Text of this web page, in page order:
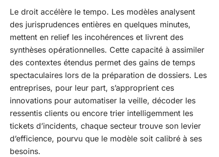
Le droit accélère le tempo. Les modèles analysent
des jurisprudences entières en quelques minutes,
mettent en relief les incohérences et livrent des
synthèses opérationnelles. Cette capacité à assimiler
des contextes étendus permet des gains de temps
spectaculaires lors de la préparation de dossiers. Les
entreprises, pour leur part, s’approprient ces
innovations pour automatiser la veille, décoder les
ressentis clients ou encore trier intelligemment les
tickets d’incidents, chaque secteur trouve son levier
d’efficience, pourvu que le modèle soit calibré à ses
besoins.